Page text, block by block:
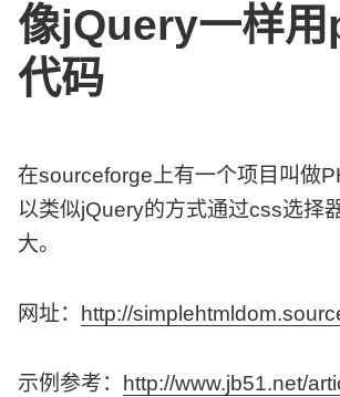
像jQuery一样
代码
在sourceforge上有一个项目叫做
以类似jQuery的方式通过css选择
大。
网址： http://
示例参考： http://www.jb51.net/